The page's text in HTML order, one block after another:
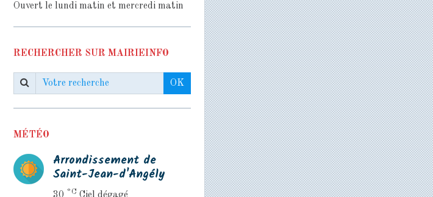
Ouvert le lundi matin et mercredi matin
RECHERCHER SUR MAIRIEINFO
OK
MÉTÉO
Arrondissement de
Saint-Jean-d'Angély
°C